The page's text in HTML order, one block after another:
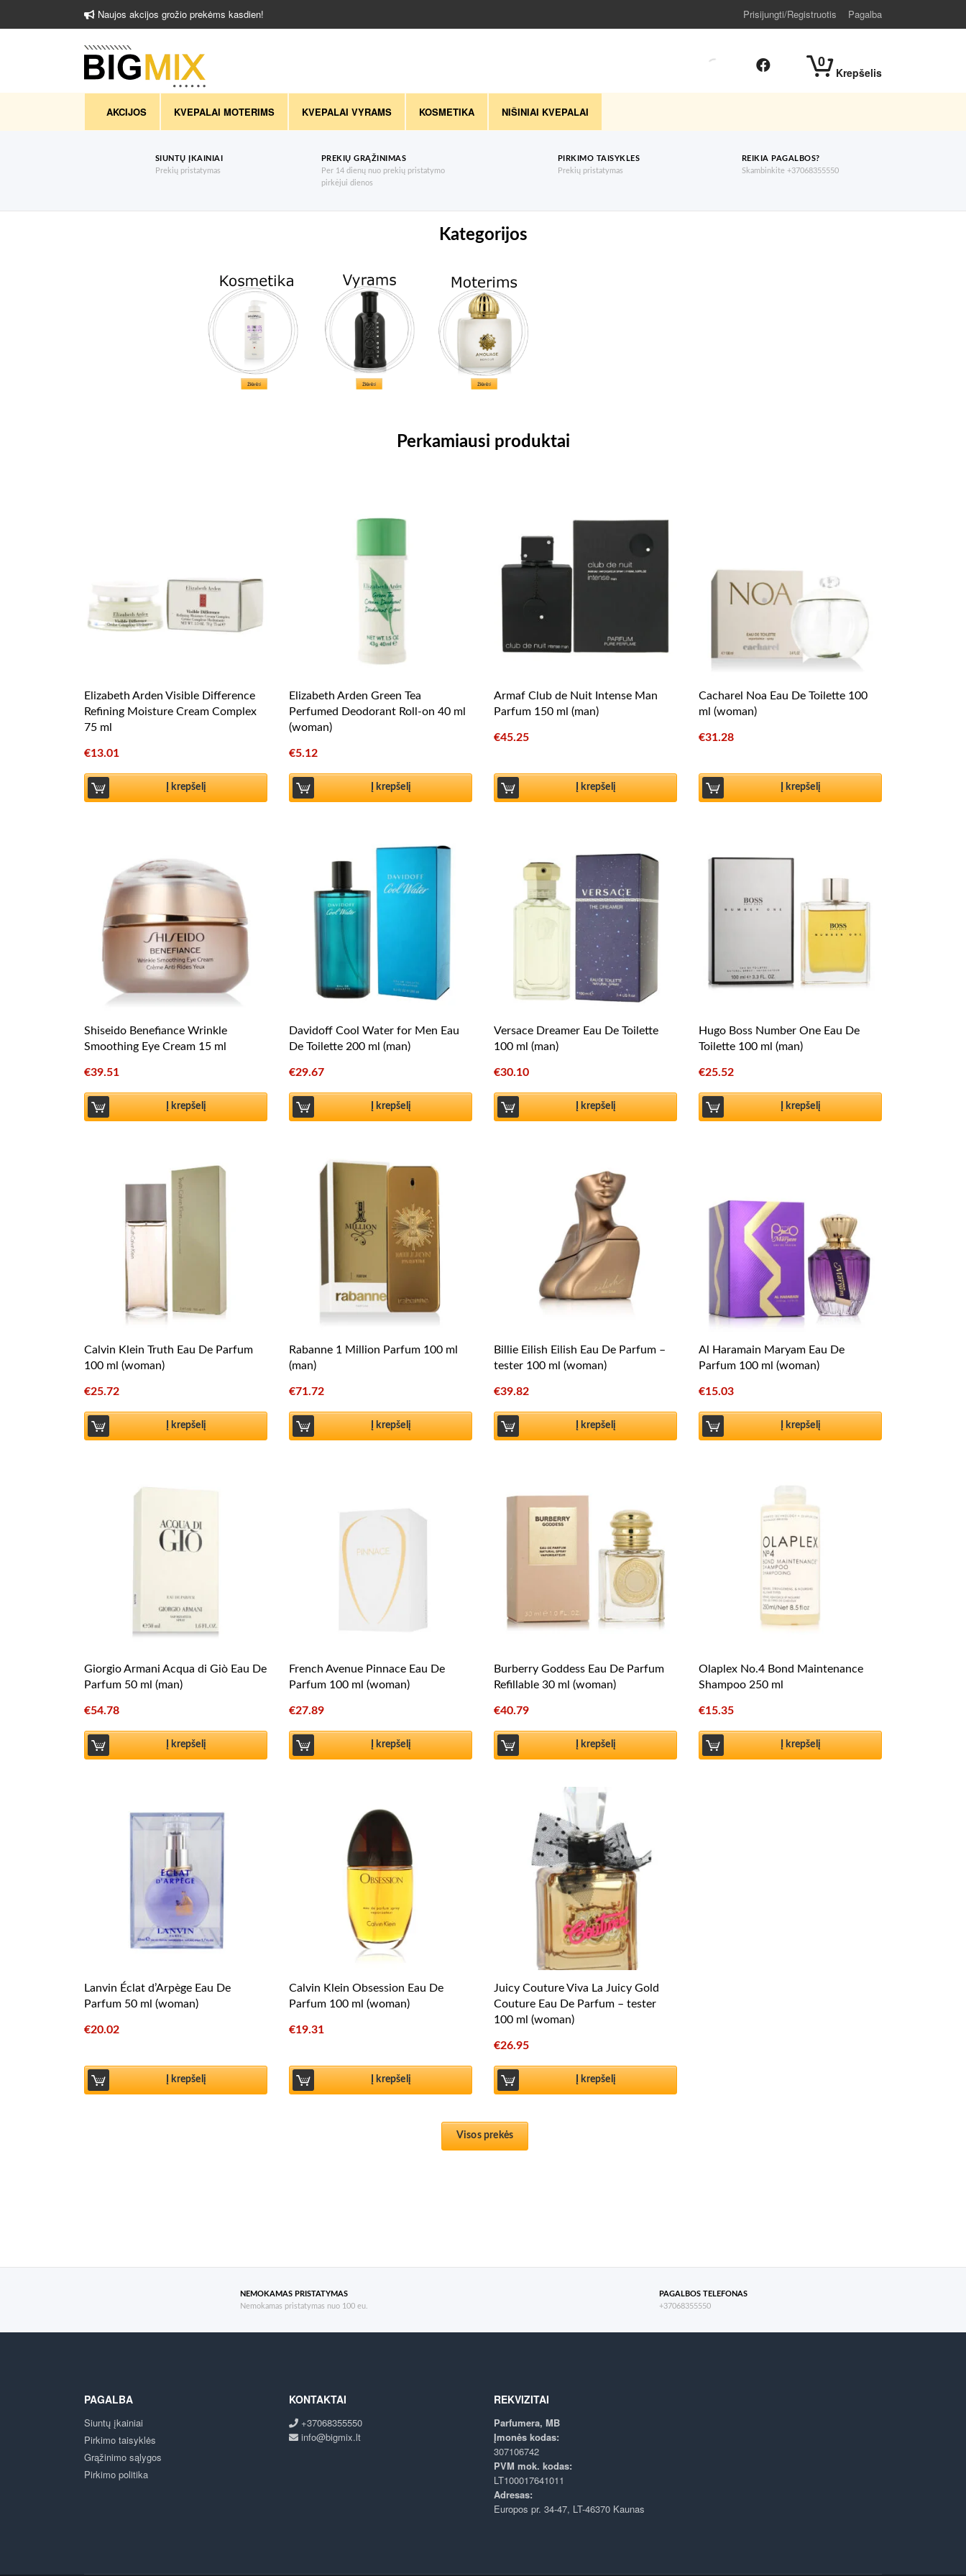
Naujos akcijos grožio prekėms kasdien! Prisijungti/Registruotis Pagalba
0
Krepšelis
AKCIJOS KVEPALAI MOTERIMS KVEPALAI VYRAMS KOSMETIKA NIŠINIAI KVEPALAI
SIUNTŲ ĮKAINIAI
Prekių pristatymas
PREKIŲ GRĄŽINIMAS
Per 14 dienų nuo prekių pristatymo
pirkėjui dienos
PIRKIMO TAISYKLES
Prekių pristatymas
REIKIA PAGALBOS?
Skambinkite +37068355550
Kategorijos
Perkamiausi produktai
Elizabeth Arden Visible Difference
Refining Moisture Cream Complex
75 ml
€13.01
Į krepšelį
Elizabeth Arden Green Tea
Perfumed Deodorant Roll-on 40 ml
(woman)
€5.12
Į krepšelį
Armaf Club de Nuit Intense Man
Parfum 150 ml (man)
€45.25
Į krepšelį
Cacharel Noa Eau De Toilette 100
ml (woman)
€31.28
Į krepšelį
Shiseido Benefiance Wrinkle
Smoothing Eye Cream 15 ml
€39.51
Į krepšelį
Davidoff Cool Water for Men Eau
De Toilette 200 ml (man)
€29.67
Į krepšelį
Versace Dreamer Eau De Toilette
100 ml (man)
€30.10
Į krepšelį
Hugo Boss Number One Eau De
Toilette 100 ml (man)
€25.52
Į krepšelį
Calvin Klein Truth Eau De Parfum
100 ml (woman)
€25.72
Į krepšelį
Rabanne 1 Million Parfum 100 ml
(man)
€71.72
Į krepšelį
Billie Eilish Eilish Eau De Parfum –
tester 100 ml (woman)
€39.82
Į krepšelį
Al Haramain Maryam Eau De
Parfum 100 ml (woman)
€15.03
Į krepšelį
Giorgio Armani Acqua di Giò Eau De
Parfum 50 ml (man)
€54.78
Į krepšelį
French Avenue Pinnace Eau De
Parfum 100 ml (woman)
€27.89
Į krepšelį
Burberry Goddess Eau De Parfum
Refillable 30 ml (woman)
€40.79
Į krepšelį
Olaplex No.4 Bond Maintenance
Shampoo 250 ml
€15.35
Į krepšelį
Lanvin Éclat d’Arpège Eau De
Parfum 50 ml (woman)
€20.02
Į krepšelį
Calvin Klein Obsession Eau De
Parfum 100 ml (woman)
€19.31
Į krepšelį
Juicy Couture Viva La Juicy Gold
Couture Eau De Parfum – tester
100 ml (woman)
€26.95
Į krepšelį
Visos prekės
NEMOKAMAS PRISTATYMAS
Nemokamas pristatymas nuo 100 eu.
PAGALBOS TELEFONAS
+37068355550
PAGALBA
Siuntų įkainiai
Pirkimo taisyklės
Grąžinimo sąlygos
Pirkimo politika
KONTAKTAI
+37068355550
info@bigmix.lt
REKVIZITAI
Parfumera, MB
Įmonės kodas:
307106742
PVM mok. kodas:
LT100017641011
Adresas:
Europos pr. 34-47, LT-46370 Kaunas